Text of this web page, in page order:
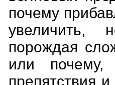
почему
увеличить,
порождая
или почему,
препятствия